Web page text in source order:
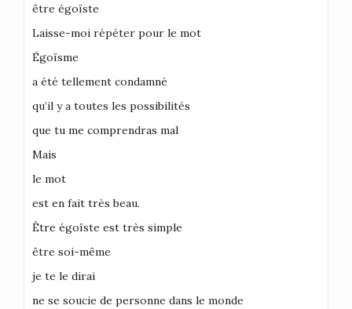
être égoïste
Laisse-moi répéter pour le mot
Égoïsme
a été tellement condamné
qu’il y a toutes les possibilités
que tu me comprendras mal
Mais
le mot
est en fait très beau.
Être égoïste est très simple
être soi-même
je te le dirai
ne se soucie de personne dans le monde